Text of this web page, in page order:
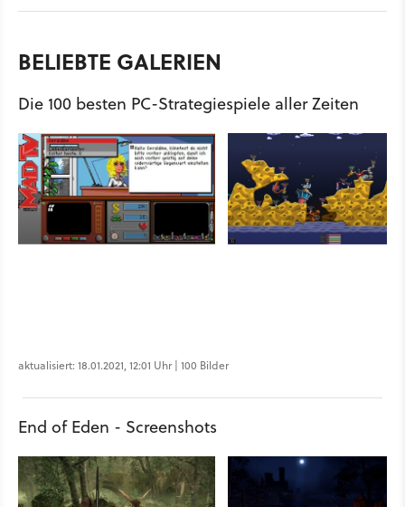
BELIEBTE GALERIEN
Die 100 besten PC-Strategiespiele aller Zeiten
aktualisiert: 18.01.2021, 12:01 Uhr | 100 Bilder
End of Eden - Screenshots